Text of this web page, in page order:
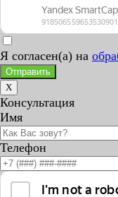
Я согласен(а) на
Отправить
X
Консультация
Имя
Телефон